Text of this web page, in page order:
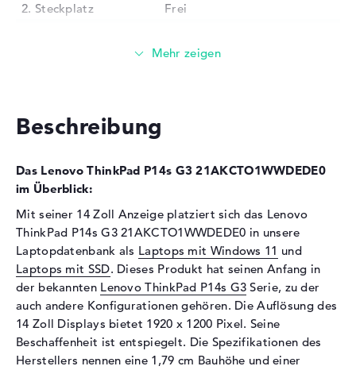
2. Steckplatz
Frei
DDR4 SDRAM - PC4-25600 -
Festplatte
Optische Speicher
Display
Display-Typ
14" TFT
Max. Auflösung
1920 x 1200
Auflösungstyp
WUXGA
Besonderheiten
Display, entspiegelt, LED-
Hintergrundbeleuchtung, IPS
Panel
Beschreibung
Das Lenovo ThinkPad P14s G3 21AKCTO1WWDEDE0
im Überblick:
Mit seiner 14 Zoll Anzeige platziert sich das Lenovo
ThinkPad P14s G3 21AKCTO1WWDEDE0 in unsere
Laptopdatenbank als Laptops mit Windows 11 und
Laptops mit SSD. Dieses Produkt hat seinen Anfang in
der bekannten Lenovo ThinkPad P14s G3 Serie, zu der
auch andere Konfigurationen gehören. Die Auflösung des
14 Zoll Displays bietet 1920 x 1200 Pixel. Seine
Beschaffenheit ist entspiegelt. Die Spezifikationen des
Herstellers nennen eine 1,79 cm Bauhöhe und einer